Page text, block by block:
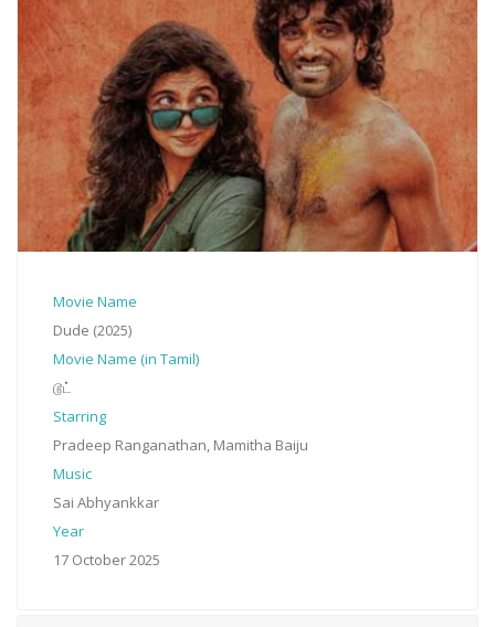
Movie Name
Dude (2025)
Movie Name (in Tamil)
டூட்
Starring
Pradeep Ranganathan, Mamitha Baiju
Music
Sai Abhyankkar
Year
17 October 2025